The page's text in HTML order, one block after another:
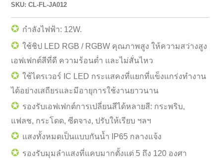
SKU: CL-FL-JA012
✪ กำลังไฟฟ้า: 12W.
✪ ใช้ชิป LED RGB / RGBW คุณภาพสูง ให้ความสว่างสูง
เอฟเฟกต์สีที่ดี ความร้อนต่ำ และไม่สั่นไหว
✪ ใช้ไดรเวอร์ IC LED กระแสคงที่แยกที่แข็งแกร่งทำงาน
ได้อย่างเสถียรและมีอายุการใช้งานยาวนาน
✪ รองรับเอฟเฟกต์การเปลี่ยนสีได้หลายสี: กระพริบ,
แฟลช, กระโดด, ซีดจาง, ปรับให้เรียบ ฯลฯ
✪ แสงทั้งหมดเป็นแบบกันน้ำ IP65 กลางแจ้ง
✪ รองรับมุมลำแสงที่แคบมากตั้งแต่ 5 ถึง 120 องศา